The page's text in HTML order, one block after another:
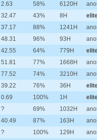
2.63 58% 6120H
32.47 43% 8H
37.17 88% 1241H
48.31 96% 93H
42.55 64% 779H
51.81 77% 1668H
77.52 74% 3210H
39.22 76% 36H
0.69 100% 1H
? 69% 1032H
40.49 87% 163H
? 100% 129H